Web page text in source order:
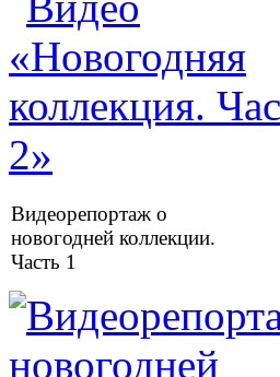
Видеорепортаж о
новогодней коллекции.
Часть 1